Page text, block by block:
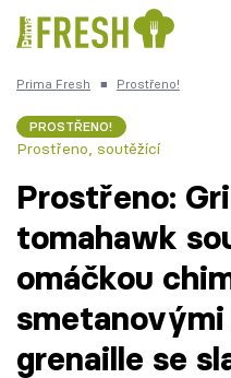
Česká kuchyně
Témata
Recepty
Prima Fresh ■ Prostřeno!
PROSTŘENO!
Prostřeno, soutěžící
Prostřeno:
tomahawk
omáčkou
grenaille se